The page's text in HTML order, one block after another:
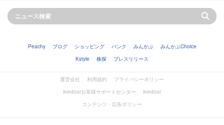
Peachy ブログ ショッピング バンク みんかぶ
みんかぶChoice
Kstyle
株探 プレスリリース
運営会社 利用規約
プライバシーポリシー
livedoorお客様サポートセンター
livedoor
コンテンツ・広告ポリシー